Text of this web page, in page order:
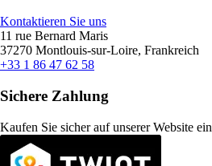
Kontaktieren Sie uns
11 rue Bernard Maris
37270 Montlouis-sur-Loire, Frankreich
+33 1 86 47 62 58
Sichere Zahlung
Kaufen Sie sicher auf unserer Website ein